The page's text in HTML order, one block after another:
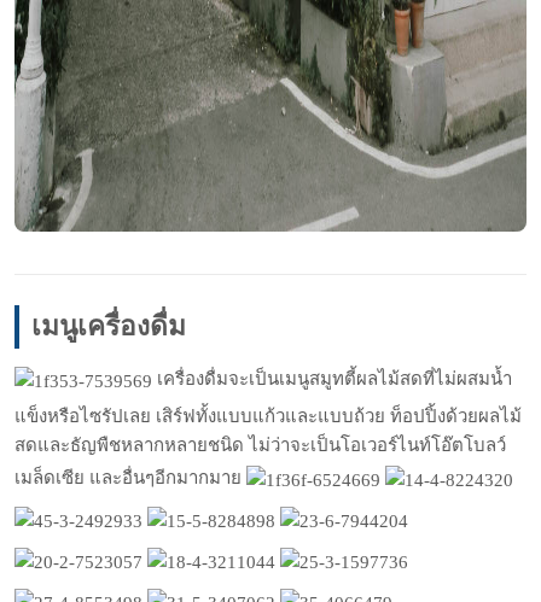
เมนูเครื่องดื่ม
เครื่องดื่มจะเป็นเมนูสมูทตี้ผลไม้สดที่ไม่ผสมน้ำ
แข็งหรือไซรัปเลย เสิร์ฟทั้งแบบแก้วและแบบถ้วย ท็อปปิ้งด้วยผลไม้
สดและธัญพืชหลากหลายชนิด ไม่ว่าจะเป็นโอเวอร์ไนท์โอ๊ตโบลว์
เมล็ดเซีย และอื่นๆอีกมากมาย